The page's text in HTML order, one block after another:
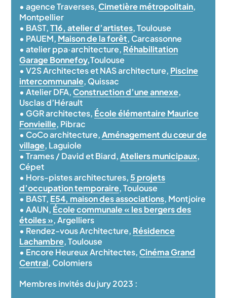
• agence Traverses,Cimetière métropolitain,
Montpellier
• BAST,T16, atelier d’artistes, Toulouse
• PAUEM, Maison de la forêt, Carcassonne
• atelier ppa·architecture, Réhabilitation
Garage Bonnefoy,Toulouse
• V2S Architectes et NAS architecture, Piscine
intercommunale, Quissac
• Atelier DFA,Construction d’une annexe,
Usclas d’Hérault
• GGR architectes, École élémentaire Maurice
Fonvieille, Pibrac
• CoCo architecture,Aménagement du cœur de
village, Laguiole
• Trames / David et Biard,Ateliers municipaux,
Cépet
• Hors-pistes architectures,5 projets
d’occupation temporaire, Toulouse
• BAST, E54, maison des associations, Montjoire
• AAUN, École communale « les bergers des
étoiles », Argelliers
• Rendez-vous Architecture, Résidence
Lachambre, Toulouse
• Encore Heureux Architectes,Cinéma Grand
Central, Colomiers
Membres invités du jury 2023 :